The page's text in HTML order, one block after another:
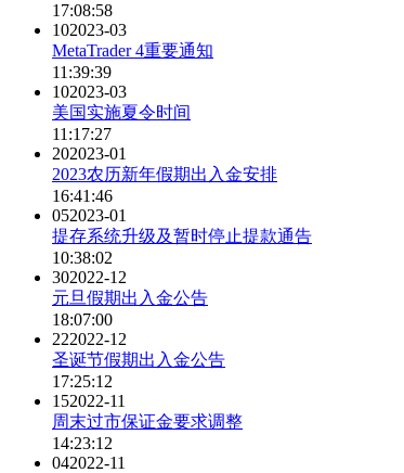
17:08:58
102023-03
MetaTrader 4重要通知
11:39:39
102023-03
美国实施夏令时间
11:17:27
202023-01
2023农历新年假期出入金安排
16:41:46
052023-01
提存系统升级及暂时停止提款通告
10:38:02
302022-12
元旦假期出入金公告
18:07:00
222022-12
圣诞节假期出入金公告
17:25:12
152022-11
周末过市保证金要求调整
14:23:12
042022-11